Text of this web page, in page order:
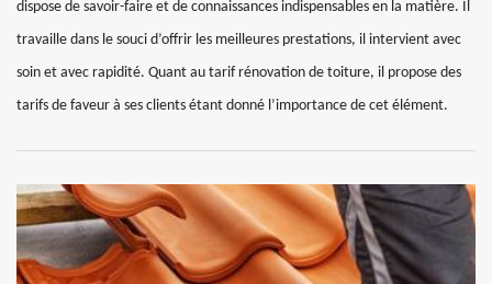
dispose de savoir-faire et de connaissances indispensables en la matière. Il
travaille dans le souci d’offrir les meilleures prestations, il intervient avec
soin et avec rapidité. Quant au tarif rénovation de toiture, il propose des
tarifs de faveur à ses clients étant donné l’importance de cet élément.